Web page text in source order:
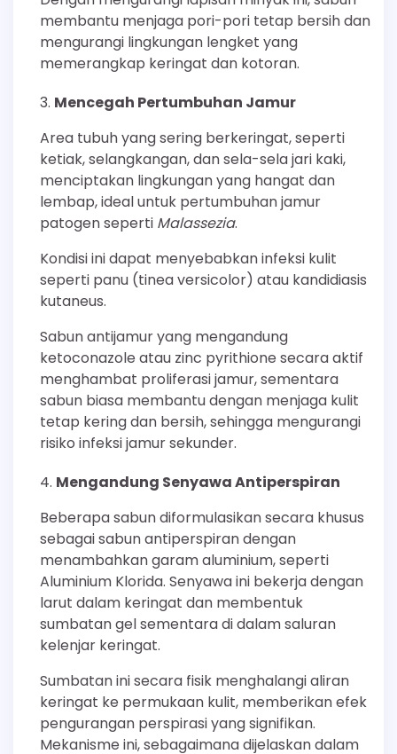
membantu menjaga pori-pori tetap bersih dan
mengurangi lingkungan lengket yang
memerangkap keringat dan kotoran.
Mencegah Pertumbuhan Jamur
Area tubuh yang sering berkeringat, seperti
ketiak, selangkangan, dan sela-sela jari kaki,
menciptakan lingkungan yang hangat dan
lembap, ideal untuk pertumbuhan jamur
patogen seperti Malassezia.
Kondisi ini dapat menyebabkan infeksi kulit
seperti panu (tinea versicolor) atau kandidiasis
kutaneus.
Sabun antijamur yang mengandung
ketoconazole atau zinc pyrithione secara aktif
menghambat proliferasi jamur, sementara
sabun biasa membantu dengan menjaga kulit
tetap kering dan bersih, sehingga mengurangi
risiko infeksi jamur sekunder.
Mengandung Senyawa Antiperspiran
Beberapa sabun diformulasikan secara khusus
sebagai sabun antiperspiran dengan
menambahkan garam aluminium, seperti
Aluminium Klorida. Senyawa ini bekerja dengan
larut dalam keringat dan membentuk
sumbatan gel sementara di dalam saluran
kelenjar keringat.
Sumbatan ini secara fisik menghalangi aliran
keringat ke permukaan kulit, memberikan efek
pengurangan perspirasi yang signifikan.
Mekanisme ini, sebagaimana dijelaskan dalam